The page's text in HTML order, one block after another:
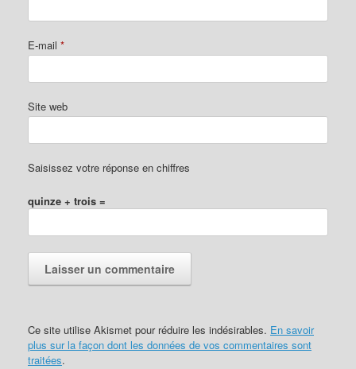
E-mail *
Site web
Saisissez votre réponse en chiffres
quinze + trois =
Ce site utilise Akismet pour réduire les indésirables. En savoir
plus sur la façon dont les données de vos commentaires sont
traitées.